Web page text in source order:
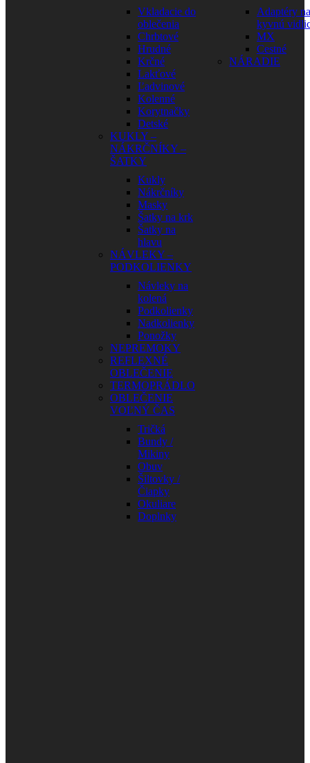
Vkladacie do
oblečenia
Chrbtové
Hrudné
Krčné
Lakťové
Ľadvinové
Kolenné
Korytnačky
Detské
KUKLY –
NÁKRČNÍKY –
ŠATKY
Kukly
Nákrčníky
Masky
Šatky na krk
Šatky na
hlavu
NÁVLEKY –
PODKOLIENKY
Návleky na
kolená
Podkolienky
Nadkolienky
Ponožky
NEPREMOKY
REFLEXNÉ
OBLEČENIE
TERMOPRÁDLO
OBLEČENIE
VOĽNÝ ČAS
Tričká
Bundy /
Mikiny
Obuv
Šiltovky /
Čiapky
Okuliare
Doplnky
Adaptéry na
kyvnú
MX
Cestné
NÁRADIE